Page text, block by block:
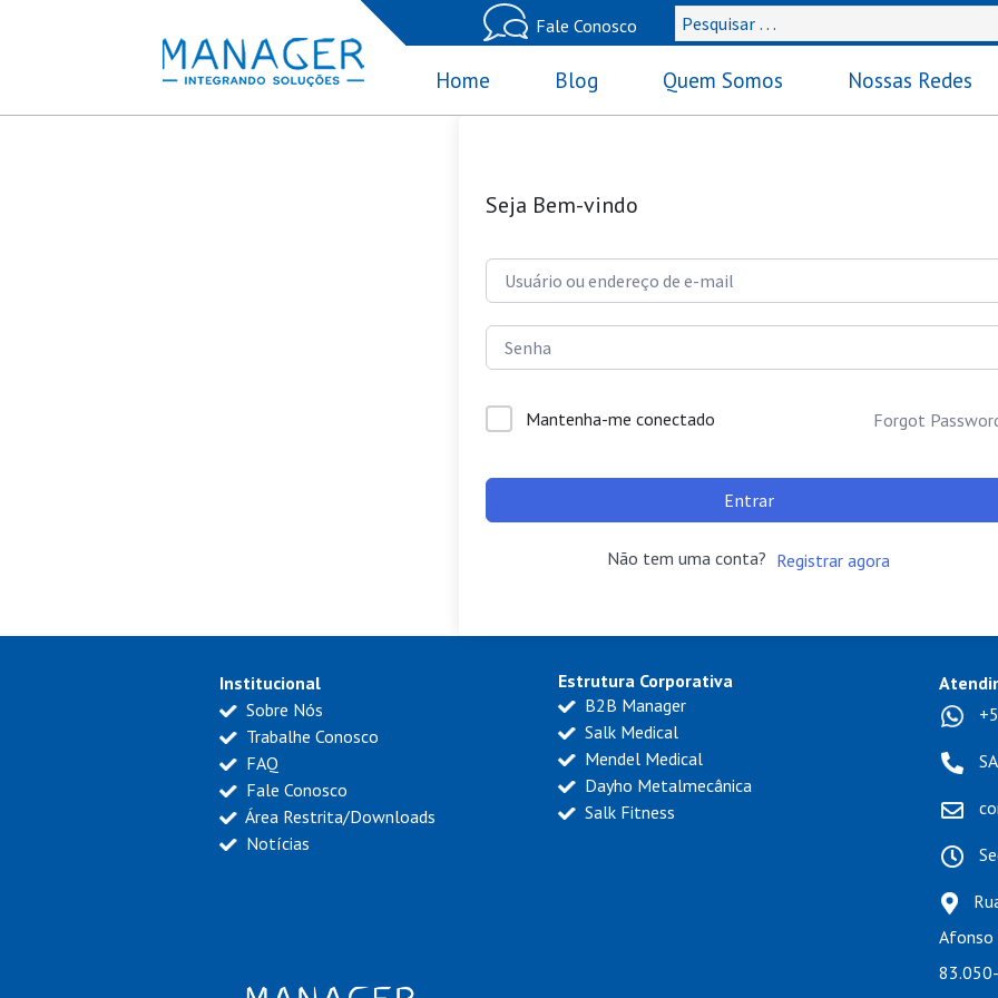
Home Blog Quem Somos Nossas Redes
Seja Bem-vindo
Mantenha-me conectado Forgot
Entrar
Não tem uma conta? Registrar agora
Institucional
Sobre Nós
Trabalhe Conosco
FAQ
Fale Conosco
Área Restrita/Downloads
Notícias
Estrutura Corporativa
B2B Manager
Salk Medical
Mendel Medical
Dayho Metalmecânica
Salk Fitness
Afonso